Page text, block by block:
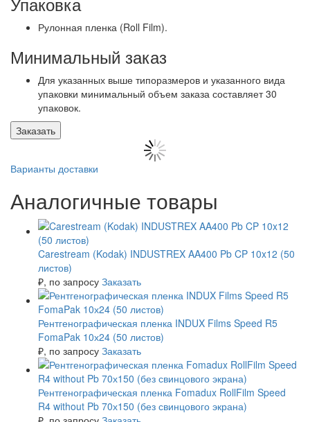
Рулонная пленка (Roll Film).
Минимальный заказ
Для указанных выше типоразмеров и указанного вида
упаковки минимальный объем заказа составляет 30
упаковок.
Заказать
Варианты доставки
Аналогичные товары
Carestream (Kodak) INDUSTREX AA400 Pb CP 10x12 (50
листов)
₽, по запросу Заказать
Рентгенографическая пленка INDUX Films Speed R5
FomaPak 10х24 (50 листов)
₽, по запросу Заказать
Рентгенографическая пленка Fomadux RollFilm Speed
R4 without Pb 70х150 (без свинцового экрана)